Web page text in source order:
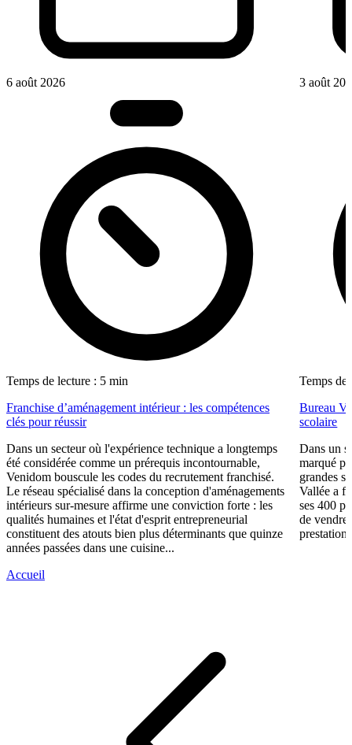
6 août 2026
Temps de lecture : 5 min
Franchise d’aménagement intérieur : les compétences
clés pour réussir
Dans un secteur où l'expérience technique a longtemps
été considérée comme un prérequis incontournable,
Venidom bouscule les codes du recrutement franchisé.
Le réseau spécialisé dans la conception d'aménagements
intérieurs sur-mesure affirme une conviction forte : les
qualités humaines et l'état d'esprit entrepreneurial
constituent des atouts bien plus déterminants que quinze
années passées dans une cuisine...
3 août
Temps de
Bureau
scolaire
Dans un
marqué
grandes
Vallée a
ses 400
de vendre
Accueil